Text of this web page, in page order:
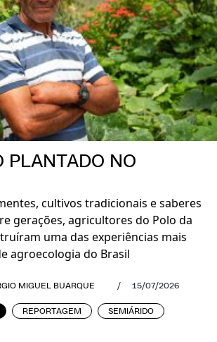
PLANTADO NO
cultivos tradicionais e saberes
gerações, agricultores do Polo da
uma das experiências mais
agroecologia do Brasil
MIGUEL BUARQUE / 15/07/2026
REPORTAGEM SEMIÁRIDO